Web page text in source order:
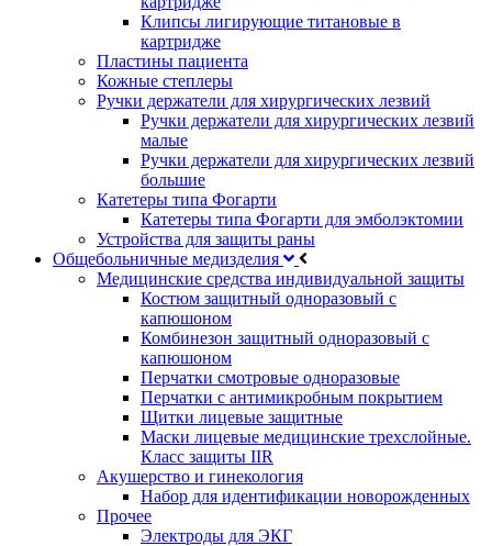
Клипсы лигирующие титановые в
картридже
Пластины пациента
Кожные степлеры
Ручки держатели для хирургических лезвий
Ручки держатели для хирургических лезвий
малые
Ручки держатели для хирургических лезвий
большие
Катетеры типа Фогарти
Катетеры типа Фогарти для эмболэктомии
Устройства для защиты раны
Общебольничные медизделия
Медицинские средства индивидуальной защиты
Костюм защитный одноразовый с
капюшоном
Комбинезон защитный одноразовый с
капюшоном
Перчатки смотровые одноразовые
Перчатки с антимикробным покрытием
Щитки лицевые защитные
Маски лицевые медицинские трехслойные.
Класс защиты IIR
Акушерство и гинекология
Набор для идентификации новорожденных
Прочее
Электроды для ЭКГ